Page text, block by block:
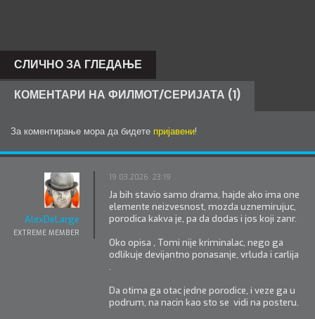
СЛИЧНО ЗА ГЛЕДАЊЕ
КОМЕНТАРИ НА ФИЛМОТ/СЕРИЈАТА (1)
За коментирање мора да бидете пријавени!
AlexDeLarge
EXTREME MEMBER
19.03.2026. 23:19
Ja bih stavio samo drama, hajde ako ima one
elemente neizvesnost, mozda uznemirujuc,
porodica kakva je, pa da dodas i jos koji zanr.
Oko opisa , Tomi nije kriminalac, nego ga
odlikuje devijantno ponasanje, vrluda i carlija
.
Da otima ga otac jedne porodice, i veze ga u
podrum, na nacin kao sto se vidi na posteru.